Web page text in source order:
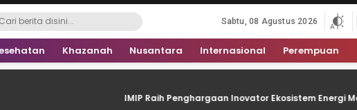
Sabtu, 08 Agustus 2026
Khazanah Nusantara Internasional Perempuan
IMIP Raih Penghargaan Inovator Ekosistem Energi Masa Depan